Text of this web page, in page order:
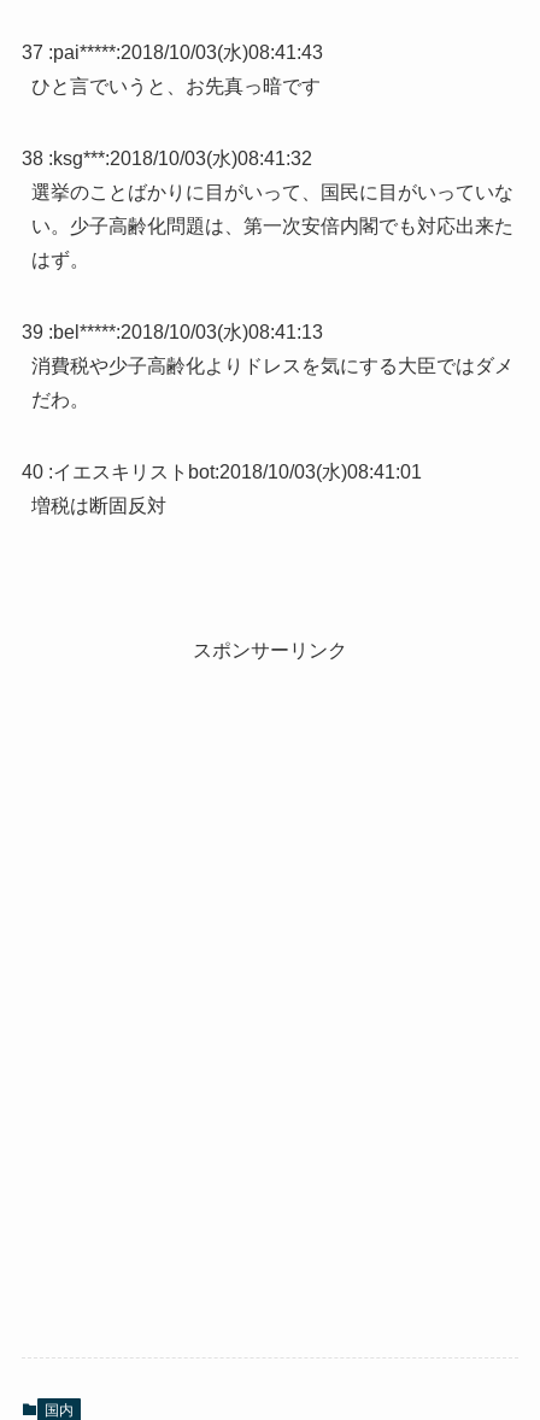
37 :pai*****:2018/10/03(水)08:41:43
ひと言でいうと、お先真っ暗です
38 :ksg***:2018/10/03(水)08:41:32
選挙のことばかりに目がいって、国民に目がいっていな
い。少子高齢化問題は、第一次安倍内閣でも対応出来た
はず。
39 :bel*****:2018/10/03(水)08:41:13
消費税や少子高齢化よりドレスを気にする大臣ではダメ
だわ。
40 :イエスキリストbot:2018/10/03(水)08:41:01
増税は断固反対
スポンサーリンク
国内